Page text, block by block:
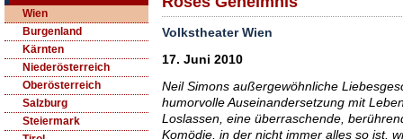
Wien
Burgenland
Kärnten
Niederösterreich
Oberösterreich
Salzburg
Steiermark
Volkstheater Wien
17. Juni 2010
Neil Simons außergewöhnliche
humorvolle Auseinandersetzung mit
Loslassen, eine überraschende,
Komödie, in der nicht immer alles so ist,